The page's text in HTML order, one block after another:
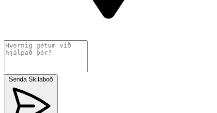
Senda Skilaboð